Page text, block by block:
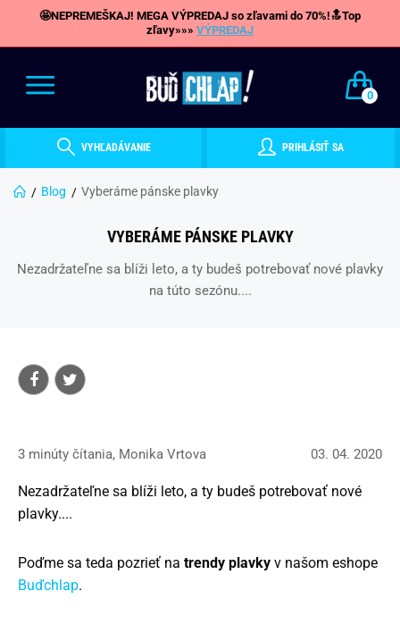
🤩NEPREMEŠKAJ! MEGA VÝPREDAJ so zľavami do 70%!🔝Top
zľavy»»» VÝPREDAJ
0
VYHĽADÁVANIE PRIHLÁSIŤ SA
Blog Vyberáme pánske plavky
VYBERÁME PÁNSKE PLAVKY
Nezadržateľne sa blíži leto, a ty budeš potrebovať nové plavky
na túto sezónu....
3 minúty čítania, Monika Vrtova 03. 04. 2020
Nezadržateľne sa blíži leto, a ty budeš potrebovať nové
plavky....
Poďme sa teda pozrieť na trendy plavky v našom eshope
Buďchlap.